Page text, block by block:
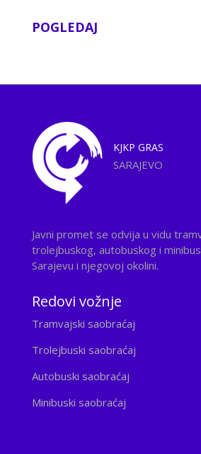
POGLEDAJ
KJKP GRAS
SARAJEVO
Javni promet se odvija u vidu
trolejbuskog, autobuskog i
Sarajevu i njegovoj okolini.
Redovi vožnje
Tramvajski saobraćaj
Trolejbuski saobraćaj
Autobuski saobraćaj
Minibuski saobraćaj